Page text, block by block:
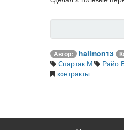
Автор: halimon13
Спартак М
Райо
контракты